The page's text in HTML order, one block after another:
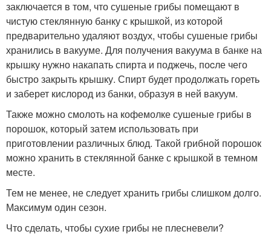
заключается в том, что сушеные грибы помещают в
чистую стеклянную банку с крышкой, из которой
предварительно удаляют воздух, чтобы сушеные грибы
хранились в вакууме. Для получения вакуума в банке на
крышку нужно накапать спирта и поджечь, поcле чего
быстро закрыть крышку. Спирт будет продолжать гореть
и заберет кислород из банки, образуя в ней вакуум.
Также можно смолоть на кофемолке сушеные грибы в
порошок, который затем использовать при
приготовлении различных блюд. Такой грибной порошок
можно хранить в стеклянной банке с крышкой в темном
месте.
Тем не менее, не следует хранить грибы слишком долго.
Максимум один сезон.
Что сделать, чтобы сухие грибы не плесневели?